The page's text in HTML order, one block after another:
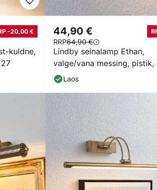
kuldne,
-20,00 €
Lindby seinalamp Ethan,
valge/vana messing, pistik,
E14
44,90 €
RRP64,90 €
Laos